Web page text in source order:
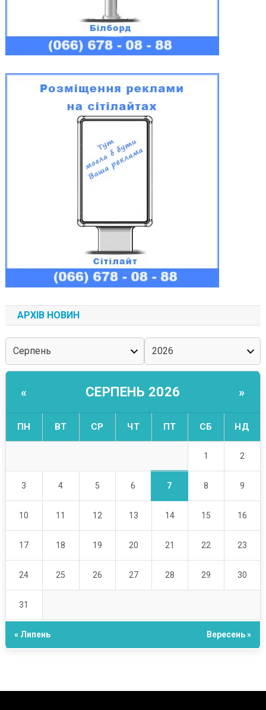
АРХІВ НОВИН
« СЕРПЕНЬ 2026 »
ПН ВТ СР ЧТ ПТ СБ НД
1 2
3 4 5 6 7 8 9
10 11 12 13 14 15 16
17 18 19 20 21 22 23
24 25 26 27 28 29 30
31
« Липень Вересень »